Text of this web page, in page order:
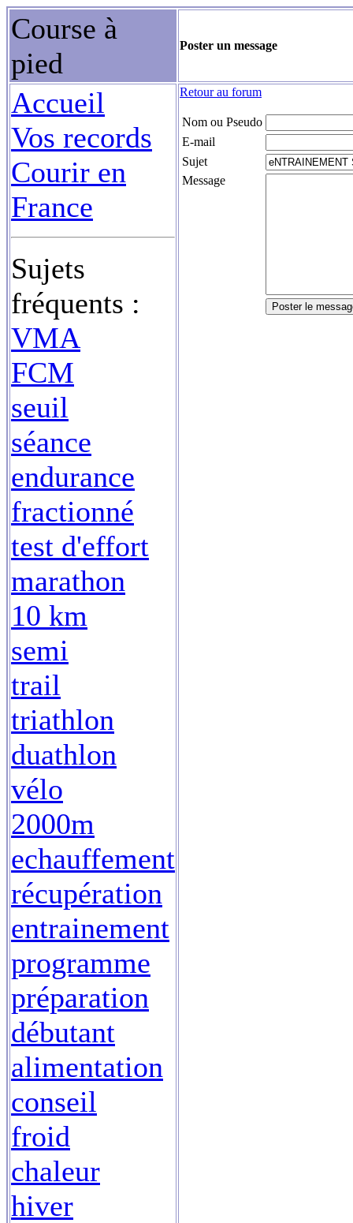
Course à
pied
Poster un message
Accueil
Vos records
Courir en
France
Sujets
fréquents :
VMA
FCM
seuil
séance
endurance
fractionné
test d'effort
marathon
10 km
semi
trail
triathlon
duathlon
vélo
2000m
echauffement
récupération
entrainement
programme
préparation
débutant
alimentation
conseil
froid
chaleur
hiver
Retour au forum
Nom ou Pseudo
E-mail
Sujet
Message